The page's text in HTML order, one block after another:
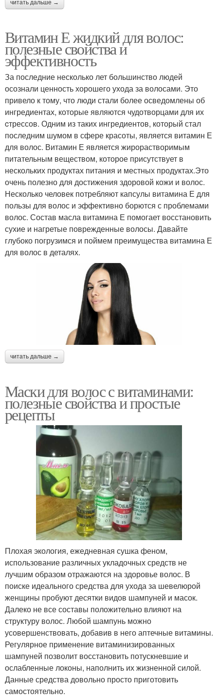
читать дальше →
Витамин Е жидкий для волос:
полезные свойства и
эффективность
За последние несколько лет большинство людей
осознали ценность хорошего ухода за волосами. Это
привело к тому, что люди стали более осведомлены об
ингредиентах, которые являются чудотворцами для их
cтрессов. Одним из таких ингредиентов, который стал
последним шумом в сфере красоты, является витамин Е
для волос. Витамин Е является жирорастворимым
питательным веществом, которое присутствует в
нескольких продуктах питания и местных продуктах.Это
очень полезно для достижения здоровой кожи и волос.
Несколько человек потребляют капсулы витамина Е для
пользы для волос и эффективно борются с проблемами
волос. Состав масла витамина Е помогает восстановить
сухие и нагретые поврежденные волосы. Давайте
глубоко погрузимся и поймем преимущества витамина Е
для волос в деталях.
читать дальше →
Маски для волос с витаминами:
полезные свойства и простые
рецепты
Плохая экология, ежедневная сушка феном,
использование различных укладочных средств не
лучшим образом отражаются на здоровье волос. В
поиске идеального средства для ухода за шевелюрой
женщины пробуют десятки видов шампуней и масок.
Далеко не все составы положительно влияют на
структуру волос. Любой шампунь можно
усовершенствовать, добавив в него аптечные витамины.
Регулярное применение витаминизированных
шампуней позволит восстановить потускневшие и
ослабленные локоны, наполнить их жизненной силой.
Данные средства довольно просто приготовить
самостоятельно.